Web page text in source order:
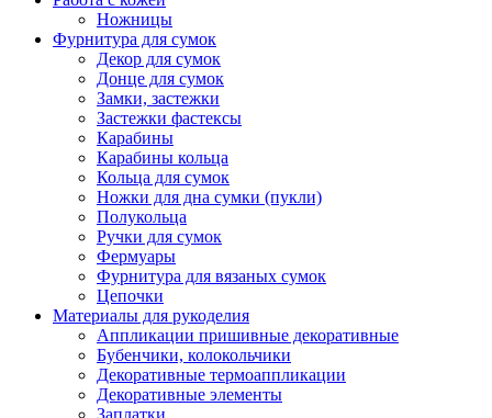
Ножницы
Фурнитура для сумок
Декор для сумок
Донце для сумок
Замки, застежки
Застежки фастексы
Карабины
Карабины кольца
Кольца для сумок
Ножки для дна сумки (пукли)
Полукольца
Ручки для сумок
Фермуары
Фурнитура для вязаных сумок
Цепочки
Материалы для рукоделия
Аппликации пришивные декоративные
Бубенчики, колокольчики
Декоративные термоаппликации
Декоративные элементы
Заплатки